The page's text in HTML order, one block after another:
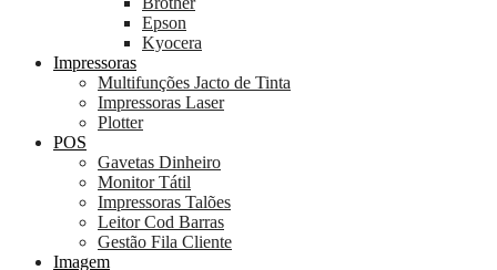
Epson
Kyocera
Impressoras
Multifunções Jacto de Tinta
Impressoras Laser
Plotter
POS
Gavetas Dinheiro
Monitor Tátil
Impressoras Talões
Leitor Cod Barras
Gestão Fila Cliente
Imagem